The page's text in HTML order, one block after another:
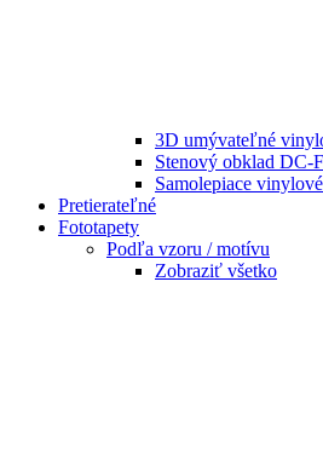
3D umývateľné
Stenový obklad DC-
Samolepiace
Pretierateľné
Fototapety
Podľa vzoru / motívu
Zobraziť všetko